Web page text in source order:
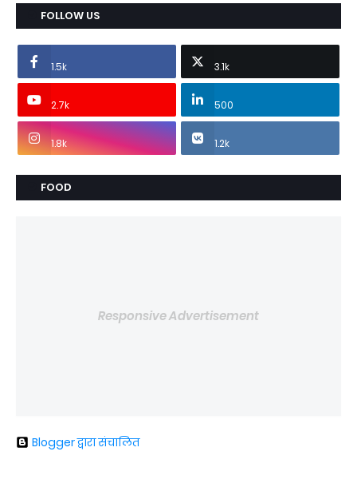
FOLLOW US
1.5k 3.1k
2.7k 500
1.8k 1.2k
FOOD
Responsive Advertisement
Blogger द्वारा संचालित